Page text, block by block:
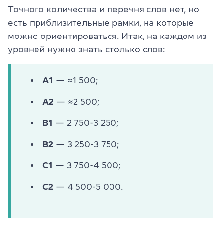
Точного количества и перечня слов нет, но
есть приблизительные рамки, на которые
можно ориентироваться. Итак, на каждом из
уровней нужно знать столько слов:
A1 — ≈1 500;
A2 — ≈2 500;
B1 — 2 750-3 250;
B2 — 3 250-3 750;
C1 — 3 750-4 500;
C2 — 4 500-5 000.